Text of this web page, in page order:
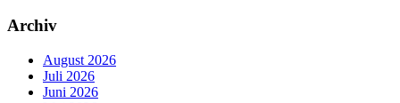
Archiv
August 2026
Juli 2026
Juni 2026